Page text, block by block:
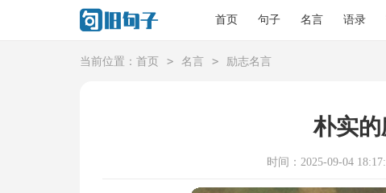
首页 句子 名言 语录
当前位置： 首页 > 名言 > 励志名言
朴实
时间：2025-09-04